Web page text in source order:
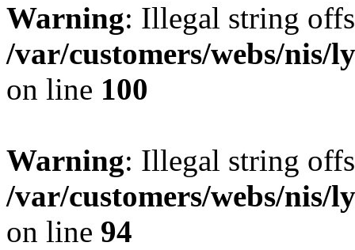
Warning: Illegal string
/var/customers/webs/
on line 100
Warning: Illegal string
/var/customers/webs/
on line 94